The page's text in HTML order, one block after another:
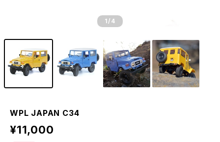
1 /4
WPL JAPAN C34
¥11,000